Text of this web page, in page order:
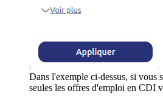
Dans l'exemple ci-dessus, si vous
seules les offres d'emploi en CDI